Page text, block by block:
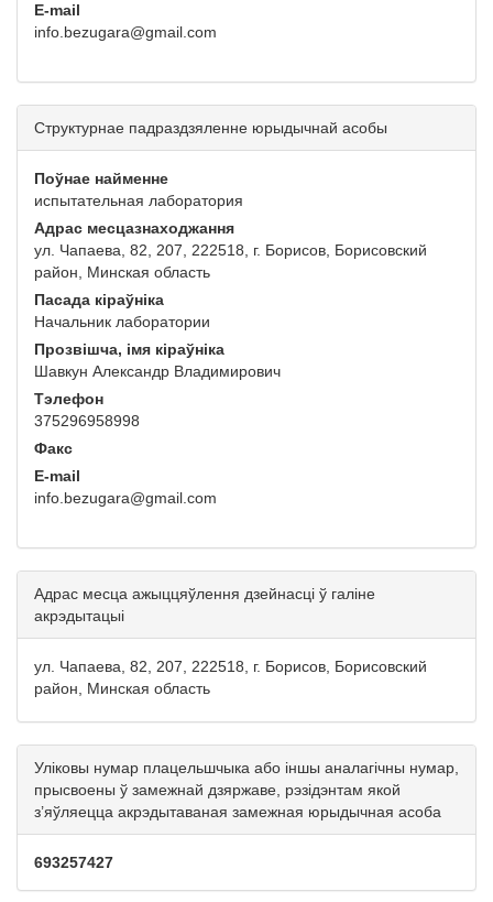
E-mail
info.bezugara@gmail.com
Структурнае падраздзяленне юрыдычнай асобы
Поўнае найменне
испытательная лаборатория
Адрас месцазнаходжання
ул. Чапаева, 82, 207, 222518, г. Борисов, Борисовский
район, Минская область
Пасада кіраўніка
Начальник лаборатории
Прозвішча, імя кіраўніка
Шавкун Александр Владимирович
Тэлефон
375296958998
Факс
E-mail
info.bezugara@gmail.com
Адрас месца ажыццяўлення дзейнасці ў галіне
акрэдытацыі
ул. Чапаева, 82, 207, 222518, г. Борисов, Борисовский
район, Минская область
Уліковы нумар плацельшчыка або іншы аналагічны нумар,
прысвоены ў замежнай дзяржаве, рэзідэнтам якой
з’яўляецца акрэдытаваная замежная юрыдычная асоба
693257427